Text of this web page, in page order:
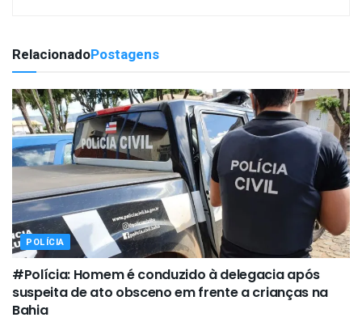
RelacionadoPostagens
POLÍCIA
#Polícia: Homem é conduzido à delegacia após
suspeita de ato obsceno em frente a crianças na
Bahia